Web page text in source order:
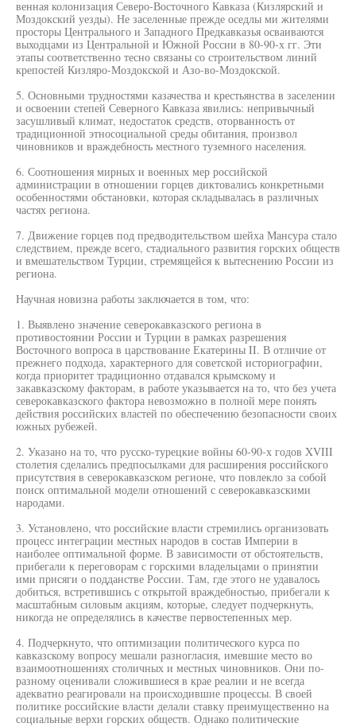
венная колонизация Северо-Восточного Кавказа (Кизлярский и
Моздокский уезды). Не заселенные прежде оседлы ми жителями
просторы Центрального и Западного Предкавказья осваиваются
выходцами из Центральной и Южной России в 80-90-х гг. Эти
этапы соответственно тесно связаны со строительством линий
крепостей Кизляро-Моздокской и Азо-во-Моздокской.
5. Основными трудностями казачества и крестьянства в заселении
и освоении степей Северного Кавказа явились: непривычный
засушливый климат, недостаток средств, оторванность от
традиционной этносоциальной среды обитания, произвол
чиновников и враждебность местного туземного населения.
6. Соотношения мирных и военных мер российской
администрации в отношении горцев диктовались конкретными
особенностями обстановки, которая складывалась в различных
частях региона.
7. Движение горцев под предводительством шейха Мансура стало
следствием, прежде всего, стадиального развития горских обществ
и вмешательством Турции, стремящейся к вытеснению России из
региона.
Научная новизна работы заключается в том, что:
1. Выявлено значение северокавказского региона в
противостоянии России и Турции в рамках разрешения
Восточного вопроса в царствование Екатерины II. В отличие от
прежнего подхода, характерного для советской историографии,
когда приоритет традиционно отдавался крымскому и
закавказскому факторам, в работе указывается на то, что без учета
северокавказского фактора невозможно в полной мере понять
действия российских властей по обеспечению безопасности своих
южных рубежей.
2. Указано на то, что русско-турецкие войны 60-90-х годов XVIII
столетия сделались предпосылками для расширения российского
присутствия в северокавказском регионе, что повлекло за собой
поиск оптимальной модели отношений с северокавказскими
народами.
3. Установлено, что российские власти стремились организовать
процесс интеграции местных народов в состав Империи в
наиболее оптимальной форме. В зависимости от обстоятельств,
прибегали к переговорам с горскими владельцами о принятии
ими присяги о подданстве России. Там, где этого не удавалось
добиться, встретившись с открытой враждебностью, прибегали к
масштабным силовым акциям, которые, следует подчеркнуть,
никогда не определялись в качестве первостепенных мер.
4. Подчеркнуто, что оптимизации политического курса по
кавказскому вопросу мешали разногласия, имевшие место во
взаимоотношениях столичных и местных чиновников. Они по-
разному оценивали сложившиеся в крае реалии и не всегда
адекватно реагировали на происходившие процессы. В своей
политике российские власти делали ставку преимущественно на
социальные верхи горских обществ. Однако политические